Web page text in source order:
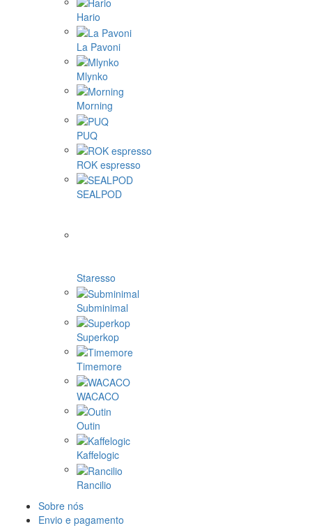
Hario
La Pavoni
Mlynko
Morning
PUQ
ROK espresso
SEALPOD
Staresso
Subminimal
Superkop
Timemore
WACACO
Outin
Kaffelogic
Rancilio
Sobre nós
Envio e pagamento